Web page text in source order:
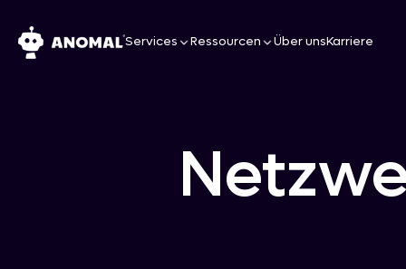
Services Ressourcen Über unsKarriere